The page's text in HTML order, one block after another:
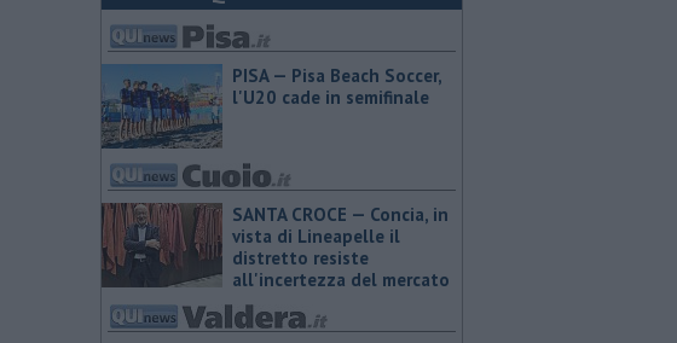
PISA — Pisa Beach Soccer,
l'U20 cade in semifinale
SANTA CROCE — Concia, in
vista di Lineapelle il
distretto resiste
all'incertezza del mercato